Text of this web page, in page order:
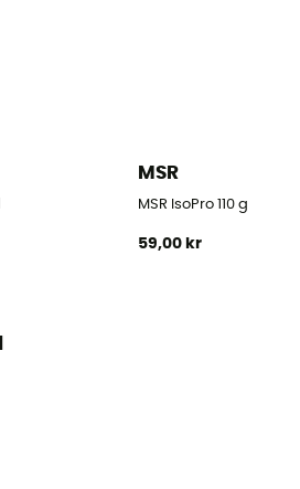
MSR
MSR IsoPro 110 g
59,00 kr